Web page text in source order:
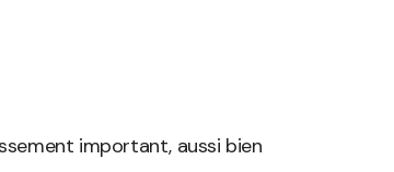
important, aussi bien